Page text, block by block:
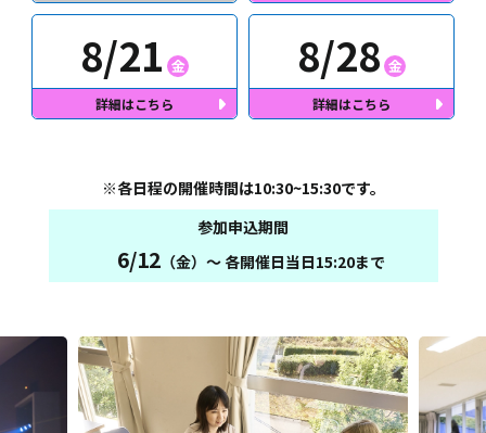
8/21 金 8/28 金
※各日程の開催時間は10:30~15:30です。
参加申込期間
6/12（金）～ 各開催日当日15:20まで